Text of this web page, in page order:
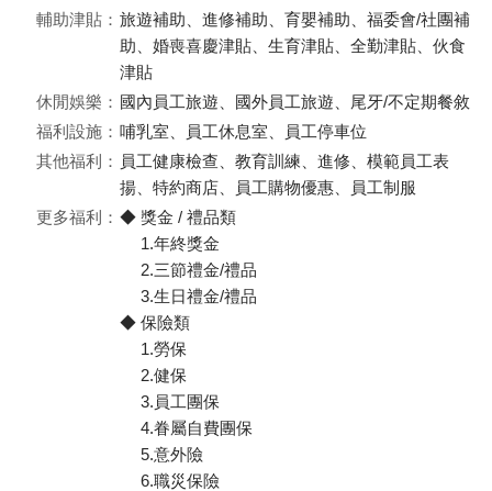
輔助津貼： 旅遊補助、進修補助、育嬰補助、福委會/社團補
助、婚喪喜慶津貼、生育津貼、全勤津貼、伙食
津貼
休閒娛樂： 國內員工旅遊、國外員工旅遊、尾牙/不定期餐敘
福利設施： 哺乳室、員工休息室、員工停車位
其他福利： 員工健康檢查、教育訓練、進修、模範員工表
揚、特約商店、員工購物優惠、員工制服
更多福利： ◆ 獎金 / 禮品類
1.年終獎金
2.三節禮金/禮品
3.生日禮金/禮品
◆ 保險類
1.勞保
2.健保
3.員工團保
4.眷屬自費團保
5.意外險
6.職災保險